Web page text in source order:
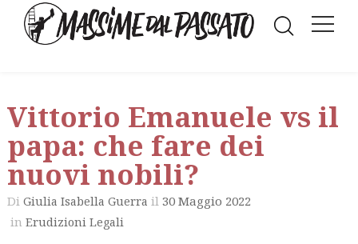
Vittorio Emanuele vs il
papa: che fare dei
nuovi nobili?
Di Giulia Isabella Guerra il 30 Maggio 2022
in Erudizioni Legali